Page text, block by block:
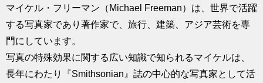
マイケル・フリーマン（Michael Freeman）は、世界で活躍
する写真家であり著作家で、旅行、建築、アジア芸術を専
門にしています。
写真の特殊効果に関する広い知識で知られるマイケルは、
長年にわたり『Smithsonian』誌の中心的な写真家として活